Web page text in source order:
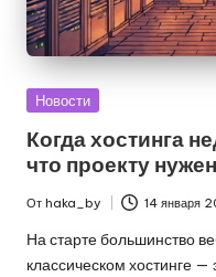
Опубликовано
Новости
Когда хостинга
что проекту
Запись
от
От haka_by 14 января
На старте большинство
классическом хостинге —